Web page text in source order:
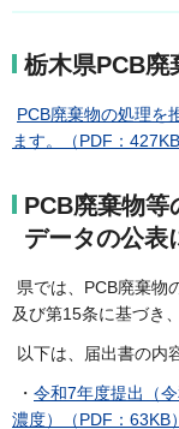
栃木県PCB廃
PCB廃棄物の処理を
ます。（PDF：427KB
PCB廃棄物等
データの公表
県では、PCB廃棄物
及び第15条に基づき
以下は、届出書の内
・ 令和7年度提出（
濃度）（PDF：63KB）